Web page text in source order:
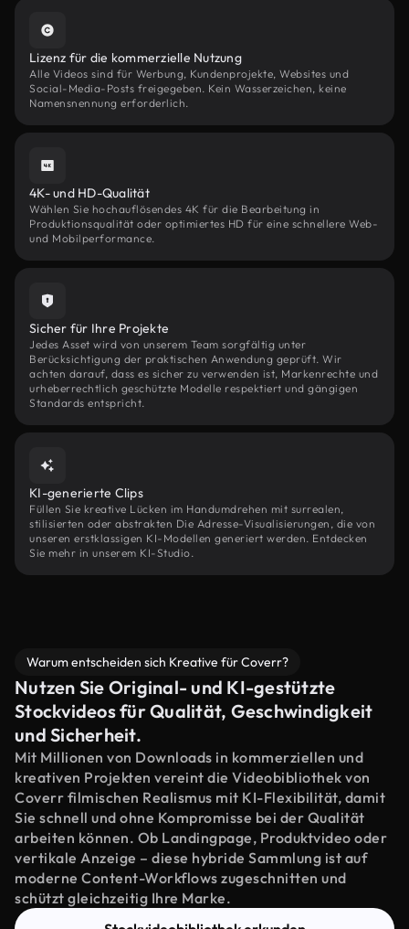
Lizenz für die kommerzielle Nutzung
Alle Videos sind für Werbung, Kundenprojekte, Websites und
Social-Media-Posts freigegeben. Kein Wasserzeichen, keine
Namensnennung erforderlich.
4K- und HD-Qualität
Wählen Sie hochauflösendes 4K für die Bearbeitung in
Produktionsqualität oder optimiertes HD für eine schnellere Web-
und Mobilperformance.
Sicher für Ihre Projekte
Jedes Asset wird von unserem Team sorgfältig unter
Berücksichtigung der praktischen Anwendung geprüft. Wir
achten darauf, dass es sicher zu verwenden ist, Markenrechte und
urheberrechtlich geschützte Modelle respektiert und gängigen
Standards entspricht.
KI-generierte Clips
Füllen Sie kreative Lücken im Handumdrehen mit surrealen,
stilisierten oder abstrakten Die Adresse-Visualisierungen, die von
unseren erstklassigen KI-Modellen generiert werden. Entdecken
Sie mehr in unserem KI-Studio.
Warum entscheiden sich Kreative für Coverr?
Nutzen Sie Original- und KI-gestützte
Stockvideos für Qualität, Geschwindigkeit
und Sicherheit.
Mit Millionen von Downloads in kommerziellen und
kreativen Projekten vereint die Videobibliothek von
Coverr filmischen Realismus mit KI-Flexibilität, damit
Sie schnell und ohne Kompromisse bei der Qualität
arbeiten können. Ob Landingpage, Produktvideo oder
vertikale Anzeige – diese hybride Sammlung ist auf
moderne Content-Workflows zugeschnitten und
schützt gleichzeitig Ihre Marke.